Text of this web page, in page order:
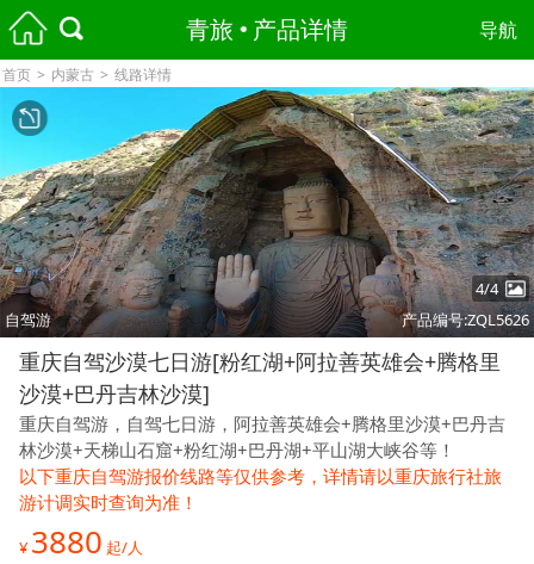
青旅 产品详情 导航
首页 > 内蒙古 > 线路详情
4/4
自驾游
产品编号:ZQL5626
重庆自驾沙漠七日游[粉红湖+阿拉善英雄会+腾格里
沙漠+巴丹吉林沙漠]
重庆自驾游，自驾七日游，阿拉善英雄会+腾格里沙漠+巴丹吉
林沙漠+天梯山石窟+粉红湖+巴丹湖+平山湖大峡谷等！
以下重庆自驾游报价线路等仅供参考，详情请以重庆旅行社旅
游计调实时查询为准！
¥ 3880 起/人